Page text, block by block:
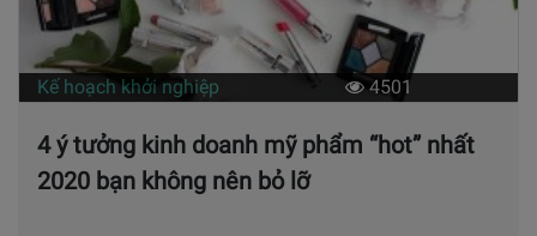
Kế hoạch khởi nghiệp 4501
4 ý tưởng kinh doanh mỹ phẩm “hot” nhất
2020 bạn không nên bỏ lỡ